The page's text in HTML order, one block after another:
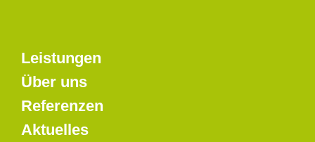
Leistungen
Über uns
Referenzen
Aktuelles